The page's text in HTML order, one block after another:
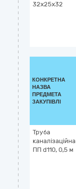
32х25х32
КОНКРЕТНА
НАЗВА
ПРЕДМЕТА
ЗАКУПІВЛІ
Труба
каналізаційна
ПП d110, 0,5 м